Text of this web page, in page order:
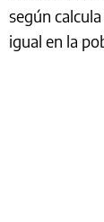
según
igual en la